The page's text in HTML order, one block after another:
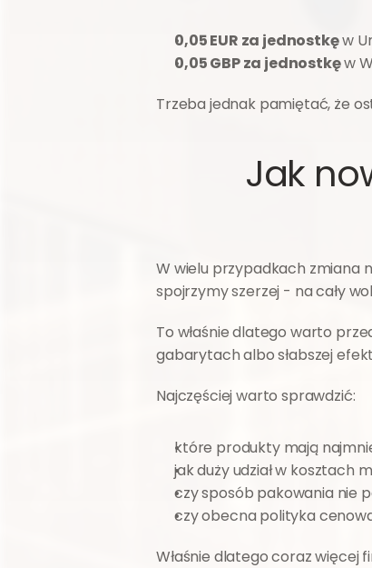
0,05 EUR za jednostkę w
0,05 GBP za jednostkę w
Trzeba jednak pamiętać, że
Jak
W wielu przypadkach zmiana
spojrzymy szerzej - na cały
To właśnie dlatego warto
gabarytach albo słabszej
Najczęściej warto sprawdzić:
które produkty mają
jak duży udział w kosztach
czy sposób pakowania nie
czy obecna polityka